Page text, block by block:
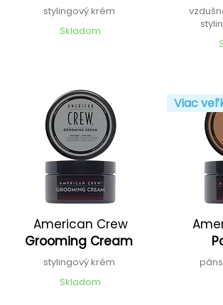
stylingový krém
Skladom
American Crew
Grooming Cream
stylingový krém
Skladom
Viac